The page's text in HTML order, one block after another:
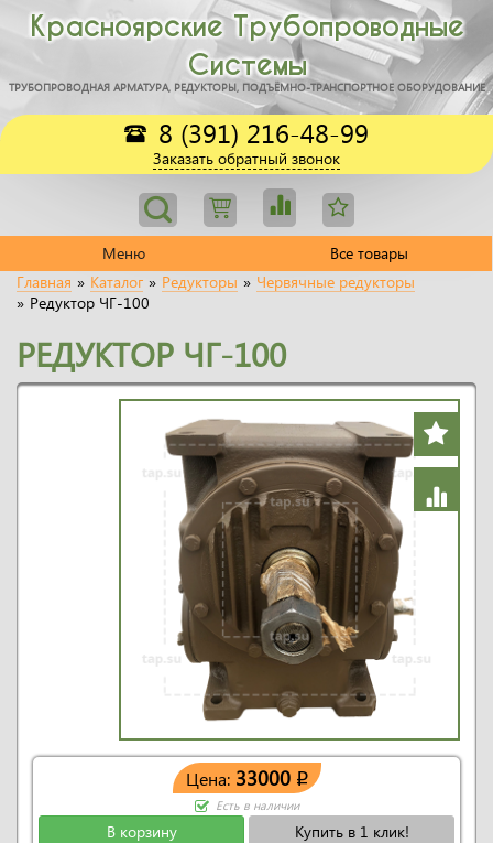
Красноярские Трубопроводные
Системы
ТРУБОПРОВОДНАЯ АРМАТУРА, РЕДУКТОРЫ, ПОДЪЁМНО-ТРАНСПОРТНОЕ ОБОРУДОВАНИЕ
8 (391) 216-48-99
Заказать обратный звонок
Меню
Все товары
Главная » Каталог » Редукторы » Червячные редукторы
» Редуктор ЧГ-100
РЕДУКТОР ЧГ-100
Цена: 33000 q
Есть в наличии
В корзину Купить в 1 клик!